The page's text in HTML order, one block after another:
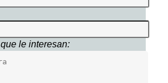
le interesan: